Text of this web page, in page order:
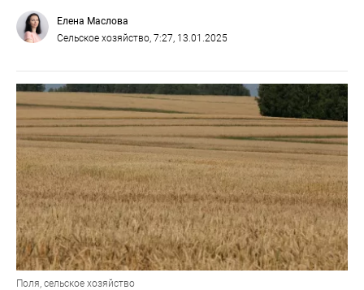
Елена Маслова
Сельское хозяйство, 7:27, 13.01.2025
Поля, сельское хозяйство